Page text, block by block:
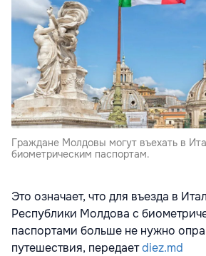
Граждане Молдовы могут въехать в
биометрическим паспортам.
Это означает, что для въезда в
Республики Молдова с
паспортами больше не нужно
путешествия, передаетdiez.md